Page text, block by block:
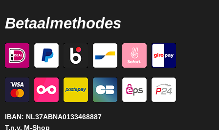
Betaalmethodes
IBAN: NL37ABNA0133468887
T.n.v. M-Shop